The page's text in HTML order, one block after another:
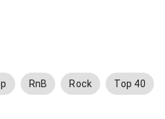
RnB Rock Top 40